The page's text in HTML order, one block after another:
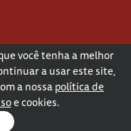
você tenha a melhor
a usar este site,
a nossapolítica de
e cookies.